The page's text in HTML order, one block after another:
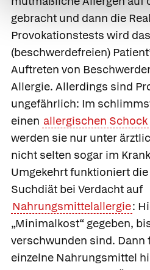
gebracht und dann die
Provokationstests wird
(beschwerdefreien)
Auftreten von
Allergie. Allerdings sind
ungefährlich: Im
einen allergischen Schock
werden sie nur unter
nicht selten sogar im
Umgekehrt funktioniert die
Suchdiät bei Verdacht auf
Nahrungsmittelallergie:
„Minimalkost“ gegeben,
verschwunden sind.
einzelne Nahrungsmittel